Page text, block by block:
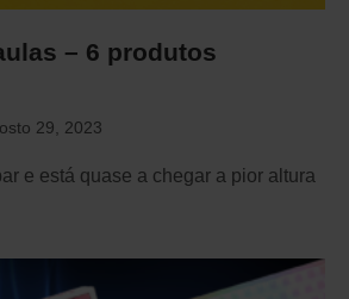
– 6 produtos
29, 2023
e está quase a chegar a pior altura